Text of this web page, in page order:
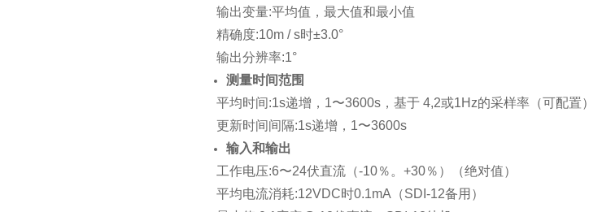
输出变量:平均值，最大值和最小值
精确度:10m / s时±3.0°
输出分辨率:1°
测量时间范围
平均时间:1s递增，1〜3600s，基于 4,2或1Hz的采样率（可配置）
更新时间间隔:1s递增，1〜3600s
输入和输出
工作电压:6〜24伏直流（-10％。+30％）（绝对值）
平均电流消耗:12VDC时0.1mA（SDI-12备用）